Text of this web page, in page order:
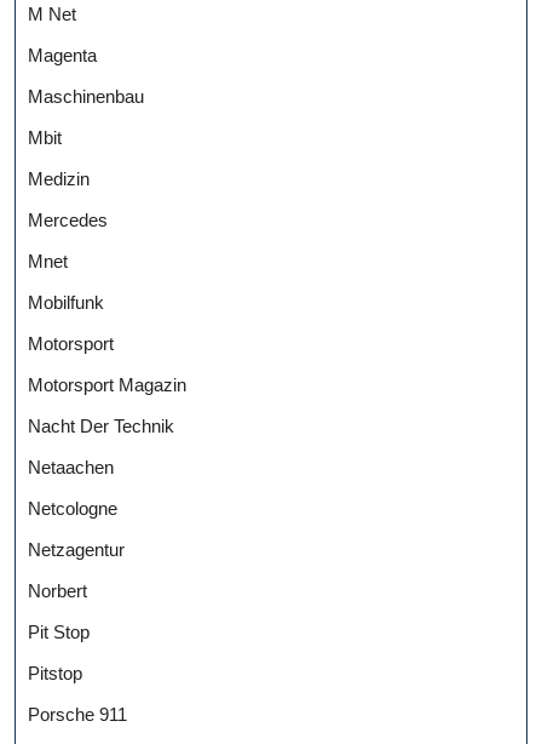
M Net
Magenta
Maschinenbau
Mbit
Medizin
Mercedes
Mnet
Mobilfunk
Motorsport
Motorsport Magazin
Nacht Der Technik
Netaachen
Netcologne
Netzagentur
Norbert
Pit Stop
Pitstop
Porsche 911